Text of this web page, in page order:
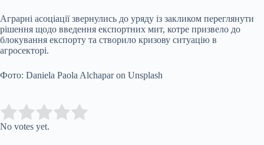
Аграрні асоціації звернулись до уряду із закликом переглянути
рішення щодо введення експортних мит, котре призвело до
блокування експорту та створило кризову ситуацію в
агросекторі.
Фото: Daniela Paola Alchapar on Unsplash
Rate this item:
No votes yet.